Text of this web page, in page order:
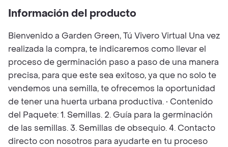
Información del producto
Bienvenido a Garden Green, Tú Vivero Virtual Una vez
realizada la compra, te indicaremos como llevar el
proceso de germinación paso a paso de una manera
precisa, para que este sea exitoso, ya que no solo te
vendemos una semilla, te ofrecemos la oportunidad
de tener una huerta urbana productiva. • Contenido
del Paquete: 1. Semillas. 2. Guía para la germinación
de las semillas. 3. Semillas de obsequio. 4. Contacto
directo con nosotros para ayudarte en tu proceso